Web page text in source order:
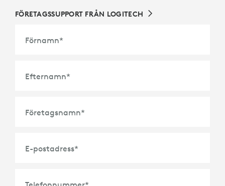
FÖRETAGSSUPPORT FRÅN LOGITECH
Förnamn*
Efternamn*
Företagsnamn*
E-postadress*